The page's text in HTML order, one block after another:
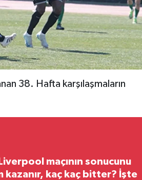
38. Hafta karşılaşmaların
maçının sonucunu
kazanır, kaç kaç bitter? İşte